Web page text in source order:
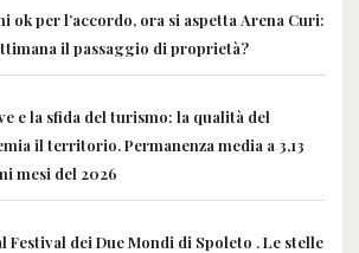
ok per l’accordo, ora si aspetta Arena Curi:
il passaggio di proprietà?
e la sfida del turismo: la qualità del
il territorio. Permanenza media a 3,13
mesi del 2026
Festival dei Due Mondi di Spoleto . Le stelle